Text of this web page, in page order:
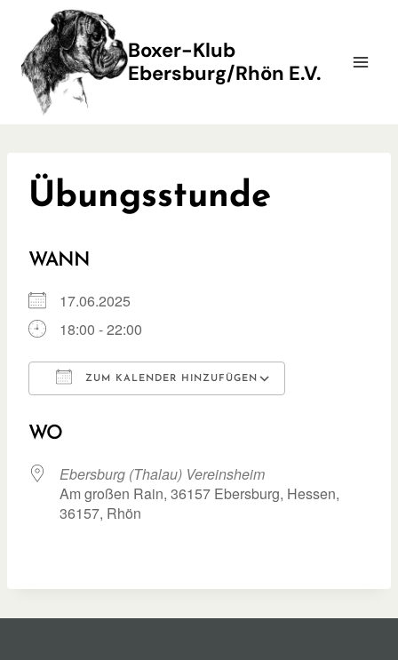
springen
Boxer-Klub
Ebersburg/Rhön E.V.
Übungsstunde
WANN
17.06.2025
18:00 - 22:00
ZUM KALENDER HINZUFÜGEN
WO
Ebersburg (Thalau) Vereinsheim
Am großen Rain, 36157 Ebersburg, Hessen,
36157, Rhön